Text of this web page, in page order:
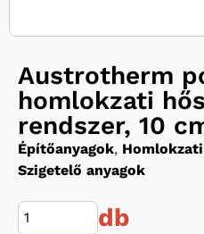
Austrotherm
homlokzati
rendszer, 10
Építőanyagok,
Szigetelő anyagok
db